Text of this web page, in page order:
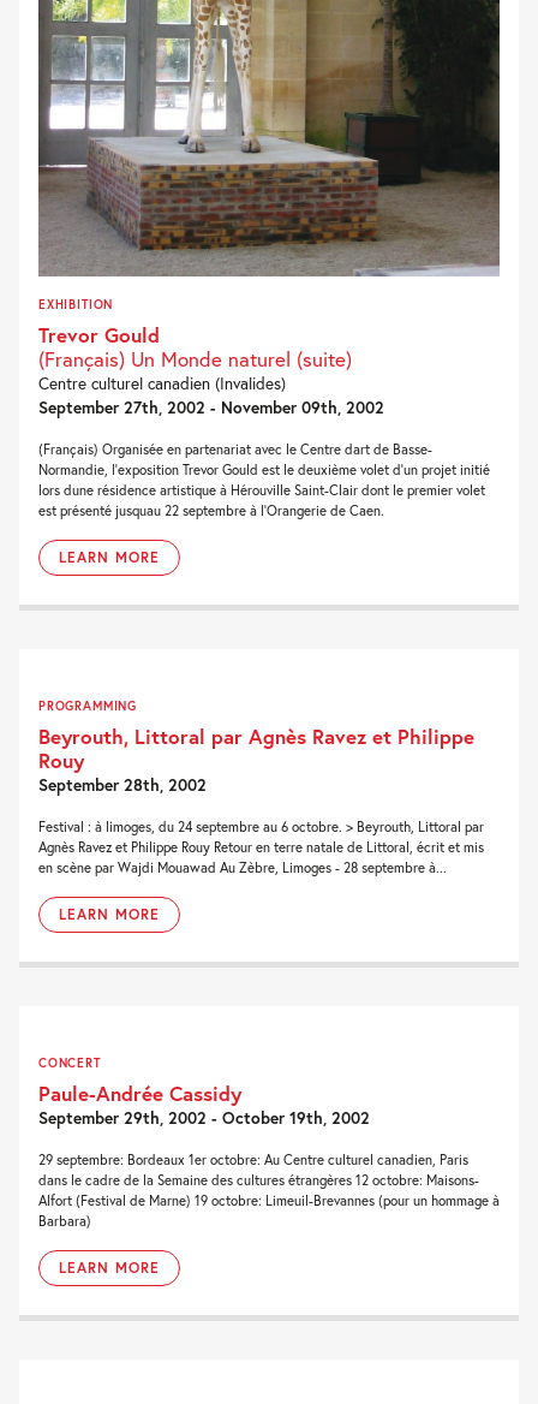
EXHIBITION
Trevor Gould
(Français) Un Monde naturel (suite)
Centre culturel canadien (Invalides)
September 27th, 2002 - November 09th, 2002
(Français) Organisée en partenariat avec le Centre dart de Basse-
Normandie, l'exposition Trevor Gould est le deuxième volet d'un projet initié
lors dune résidence artistique à Hérouville Saint-Clair dont le premier volet
est présenté jusquau 22 septembre à l'Orangerie de Caen.
LEARN MORE
PROGRAMMING
Beyrouth, Littoral par Agnès Ravez et Philippe
Rouy
September 28th, 2002
Festival : à limoges, du 24 septembre au 6 octobre. > Beyrouth, Littoral par
Agnès Ravez et Philippe Rouy Retour en terre natale de Littoral, écrit et mis
en scène par Wajdi Mouawad Au Zèbre, Limoges - 28 septembre à...
LEARN MORE
CONCERT
Paule-Andrée Cassidy
September 29th, 2002 - October 19th, 2002
29 septembre: Bordeaux 1er octobre: Au Centre culturel canadien, Paris
dans le cadre de la Semaine des cultures étrangères 12 octobre: Maisons-
Alfort (Festival de Marne) 19 octobre: Limeuil-Brevannes (pour un hommage à
Barbara)
LEARN MORE